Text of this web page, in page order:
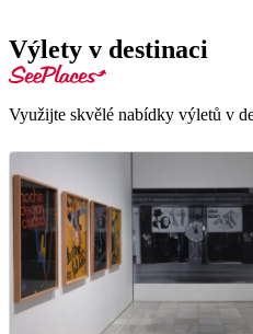
Výlety v destinaci
Využijte skvělé nabídky výletů v